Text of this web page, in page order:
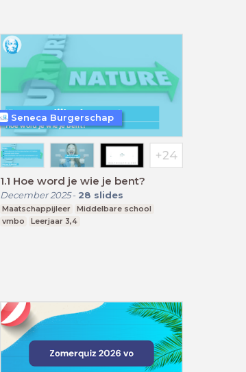
1.1 Hoe word je wie je bent?
December 2025- 28 slides
Maatschappijleer
Middelbare school
vmbo
Leerjaar 3,4
Seneca Burgerschap